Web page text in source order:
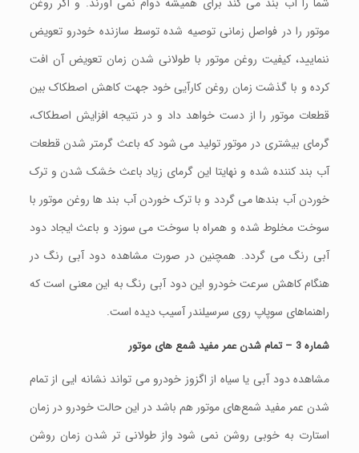
موتور را در فواصل زمانی توصیه شده توسط سازنده خودرو تعویض
ننمایید، کیفیت روغن موتور با طولانی شدن زمان تعویض آن افت
کرده و با گذشت زمان روغن کارآیی خود جهت کاهش اصطکاک بین
قطعات موتور را از دست خواهد داد و در نتیجه افزایش اصطکاک،
گرمای بیشتری در موتور تولید می شود که باعث گرمتر شدن قطعات
آب بند کننده شده و نهایتا این گرمای زیاد باعث خشک شدن و ترک
خوردن آب بندها می گردد و با ترک خوردن آب بند ها روغن موتور با
سوخت مخلوط شده و همراه با سوخت می سوزد و باعث ایجاد دود
آبی رنگ می گردد. همچنین در صورت مشاهده دود آبی رنگ در
هنگام کاهش سرعت خودرو این دود آبی رنگ به این معنی است که
راهنماهای سوپاپ روی سرسیلندر آسیب دیده است.
شماره 3 – تمام شدن عمر مفید شمع های موتور
مشاهده دود آبی یا سیاه از اگزوز خودرو می تواند نشانه ایی از تمام
شدن عمر مفید شمع‌های موتور هم باشد در این حالت خودرو در زمان
استارت به خوبی روشن نمی شود واز طولانی تر شدن زمان روشن